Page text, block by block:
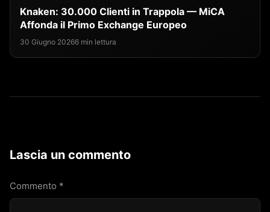
Knaken: 30.000 Clienti in Trappola — MiCA
Affonda il Primo Exchange Europeo
30 Giugno 20266 min lettura
Lascia un commento
Commento *